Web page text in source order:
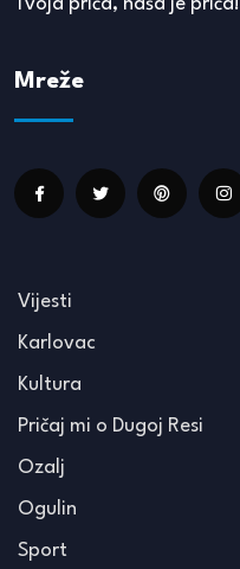
Mreže
Vijesti
Karlovac
Kultura
Pričaj mi o Dugoj Resi
Ozalj
Ogulin
Sport